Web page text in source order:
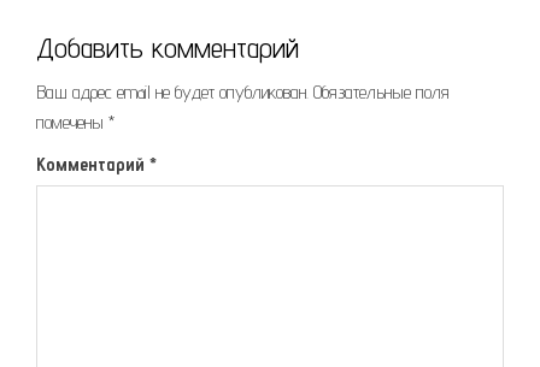
Добавить комментарий
Ваш адрес email не будет опубликован. Обязательные поля
помечены *
Комментарий *